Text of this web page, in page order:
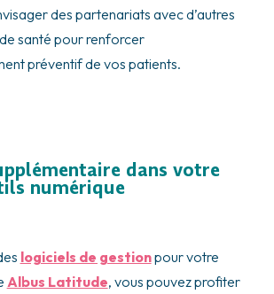
des partenariats avec d’autres
santé pour renforcer
préventif de vos patients.
dans votre
numérique
logiciels de gestionpour votre
Albus Latitude, vous pouvez profiter